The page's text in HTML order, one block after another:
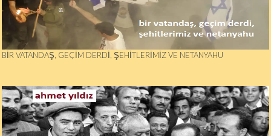
BİR VATANDAŞ, GEÇİM DERDİ, ŞEHİTLERİMİZ VE NETANYAHU